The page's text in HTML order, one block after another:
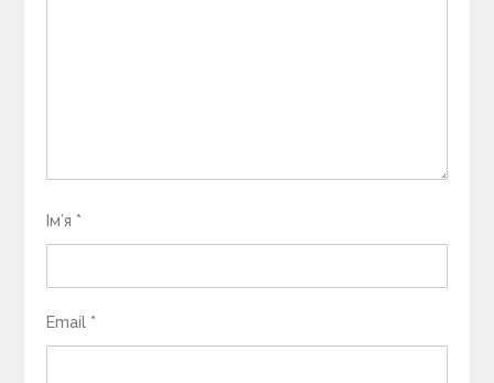
Ім’я *
Email *